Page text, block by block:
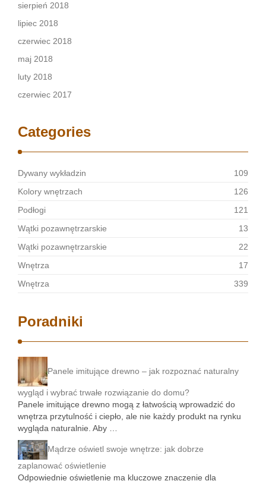
sierpień 2018
lipiec 2018
czerwiec 2018
maj 2018
luty 2018
czerwiec 2017
Categories
Dywany wykładzin
109
Kolory wnętrzach
126
Podłogi
121
Wątki pozawnętrzarskie
13
Wątki pozawnętrzarskie
22
Wnętrza
17
Wnętrza
339
Poradniki
Panele imitujące drewno – jak rozpoznać naturalny
wygląd i wybrać trwałe rozwiązanie do domu?
Panele imitujące drewno mogą z łatwością wprowadzić do
wnętrza przytulność i ciepło, ale nie każdy produkt na rynku
wygląda naturalnie. Aby …
Mądrze oświetl swoje wnętrze: jak dobrze
zaplanować oświetlenie
Odpowiednie oświetlenie ma kluczowe znaczenie dla